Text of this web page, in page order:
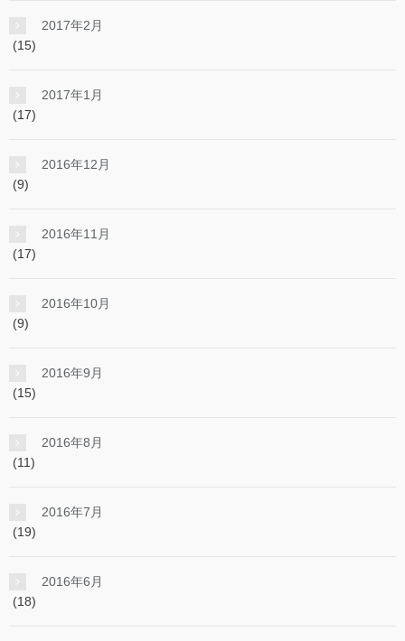
2017年2月
(15)
2017年1月
(17)
2016年12月
(9)
2016年11月
(17)
2016年10月
(9)
2016年9月
(15)
2016年8月
(11)
2016年7月
(19)
2016年6月
(18)